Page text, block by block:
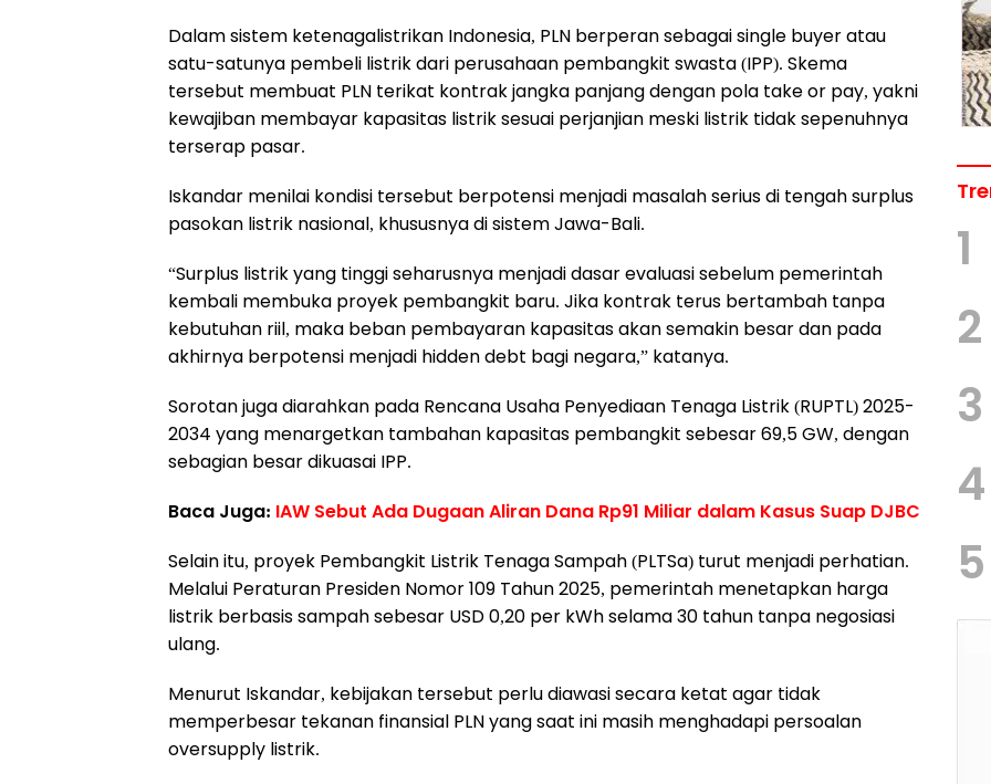
Dalam sistem ketenagalistrikan Indonesia, PLN berperan sebagai single buyer atau
satu-satunya pembeli listrik dari perusahaan pembangkit swasta (IPP). Skema
tersebut membuat PLN terikat kontrak jangka panjang dengan pola take or pay, yakni
kewajiban membayar kapasitas listrik sesuai perjanjian meski listrik tidak sepenuhnya
terserap pasar.
Iskandar menilai kondisi tersebut berpotensi menjadi masalah serius di tengah surplus
pasokan listrik nasional, khususnya di sistem Jawa-Bali.
“Surplus listrik yang tinggi seharusnya menjadi dasar evaluasi sebelum pemerintah
kembali membuka proyek pembangkit baru. Jika kontrak terus bertambah tanpa
kebutuhan riil, maka beban pembayaran kapasitas akan semakin besar dan pada
akhirnya berpotensi menjadi hidden debt bagi negara,” katanya.
Sorotan juga diarahkan pada Rencana Usaha Penyediaan Tenaga Listrik (RUPTL) 2025-
2034 yang menargetkan tambahan kapasitas pembangkit sebesar 69,5 GW, dengan
sebagian besar dikuasai IPP.
Baca Juga: IAW Sebut Ada Dugaan Aliran Dana Rp91 Miliar dalam Kasus Suap DJBC
Selain itu, proyek Pembangkit Listrik Tenaga Sampah (PLTSa) turut menjadi perhatian.
Melalui Peraturan Presiden Nomor 109 Tahun 2025, pemerintah menetapkan harga
listrik berbasis sampah sebesar USD 0,20 per kWh selama 30 tahun tanpa negosiasi
ulang.
Menurut Iskandar, kebijakan tersebut perlu diawasi secara ketat agar tidak
memperbesar tekanan finansial PLN yang saat ini masih menghadapi persoalan
oversupply listrik.
1
2
3
4
5